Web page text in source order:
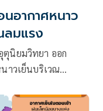
อากาศหนาว
ลมแรง
นิยมวิทยา ออก
าวเย็นบริเวณ